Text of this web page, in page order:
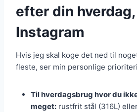
efter din
Instagram
Hvis jeg skal koge det ned til
fleste, ser min personlige
Til hverdagsbrug hvor du
meget: rustfrit stål (316L)